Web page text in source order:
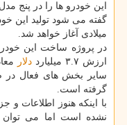
این خودرو ها را در پنج
میلادی آغاز خواهد شد.
در پروژه ساخت این
ارزش ۳.۷ میلیارد
دلار معادل ۲۲ میلیارد
سایر بخش های فعال
گرفته است.
با اینكه هنوز اطلاعات و
نشده است اما می توان